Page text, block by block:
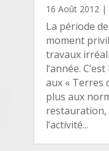
16 Août 2012|
La période
moment
travaux
l‘année.
aux « Terres
plus aux
restauration,
l‘activité...